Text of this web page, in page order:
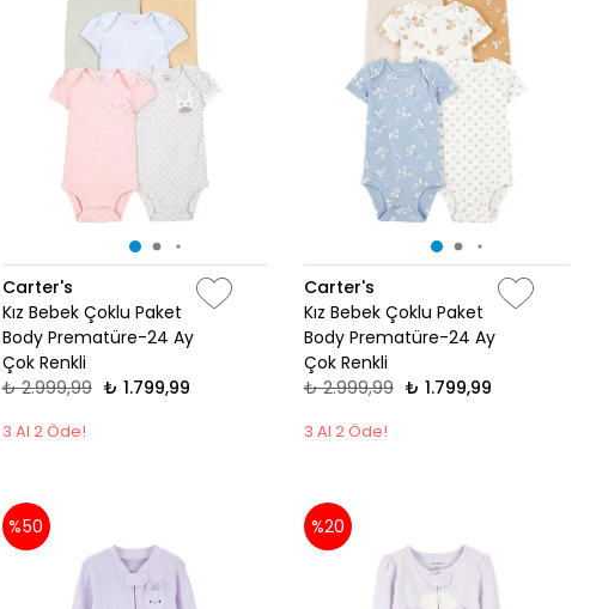
Carter's
Kız Bebek Çoklu Paket
Body Prematüre-24 Ay
Çok Renkli
₺ 2.999,99 ₺ 1.799,99
3 Al 2 Öde!
Carter's
Kız Bebek Çoklu Paket
Body Prematüre-24 Ay
Çok Renkli
₺ 2.999,99 ₺ 1.799,99
3 Al 2 Öde!
%50 %20